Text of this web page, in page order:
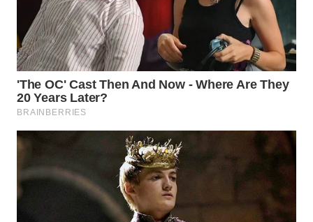
WN
LANGKAT
WN
TAPANULI
SELATAN
LESUNG